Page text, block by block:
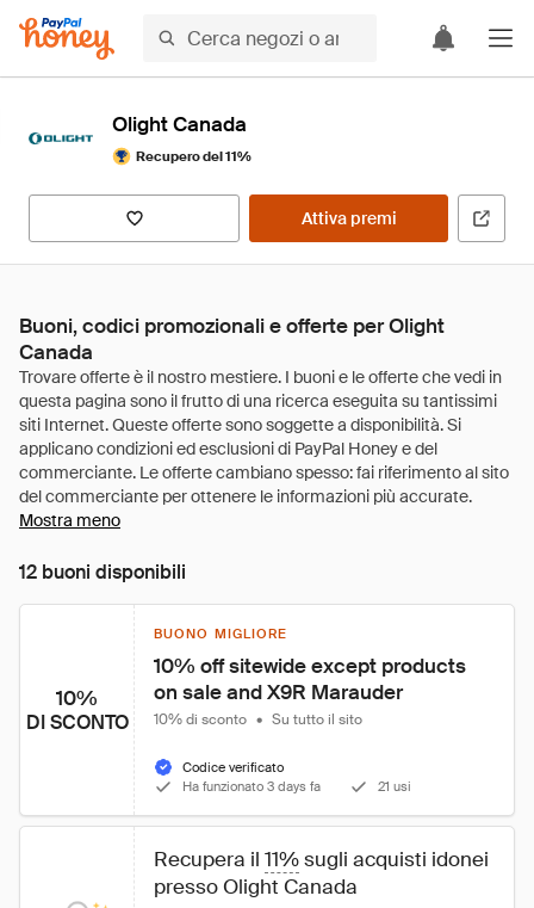
Olight Canada
Recupero del 11%
Attiva premi
Buoni, codici promozionali e offerte per Olight
Canada
Mostra meno
12 buoni disponibili
10%
DI SCONTO
BUONO MIGLIORE
10% off sitewide except products
on sale and X9R Marauder
10% di sconto • Su tutto il sito
Codice verificato
Ha funzionato 3 days fa
21 usi
Recupera il 11% sugli acquisti idonei
presso Olight Canada